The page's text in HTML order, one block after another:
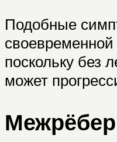
Подобные
своевременной
поскольку без
может